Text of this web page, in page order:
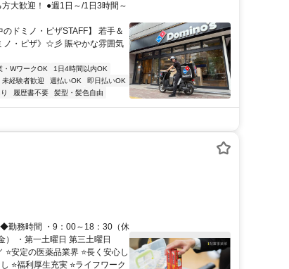
大歓迎！ ●週1日～/1日3時間～
ドミノ・ピザSTAFF】 若手＆
ノ・ピザ》☆彡 賑やかな雰囲気
・WワークOK
1日4時間以内OK
未経験者歓迎 週払いOK
即日払いOK
履歴書不要 髪型・髪色自由
勤務時間 ・9：00～18：30（休
・第一土曜日 第三土曜日
安定の医薬品業界 ⭐長く安心し
⭐福利厚生充実 ⭐ライフワーク